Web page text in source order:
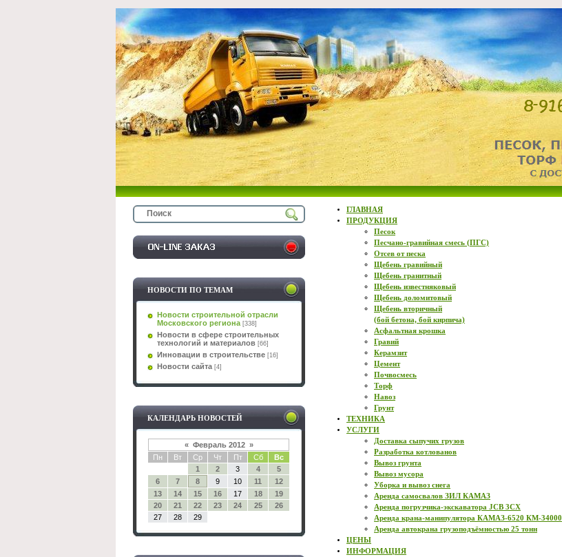
НОВОСТИ ПО ТЕМАМ
Новости строительной отрасли
Московского региона [338]
Новости в сфере строительных
технологий и материалов [66]
Инновации в строительстве [16]
Новости сайта [4]
КАЛЕНДАРЬ НОВОСТЕЙ
« Февраль 2012 »
Пн
Вт Ср Чт Пт Сб
Вс
1
2 3 4
5
6
7 8 9 10 11
12
13
14 15 16 17 18
19
20
21 22 23 24 25
26
27
28 29
ГЛАВНАЯ
ПРОДУКЦИЯ
Песок
Песчано-гравийная смесь (ПГС)
Отсев от песка
Щебень гравийный
Щебень гранитный
Щебень известняковый
Щебень доломитовый
Щебень вторичный
(бой бетона, бой кирпича)
Асфальтная крошка
Гравий
Керамзит
Цемент
Почвосмесь
Торф
Навоз
Грунт
ТЕХНИКА
УСЛУГИ
Доставка сыпучих грузов
Разработка котлованов
Вывоз грунта
Вывоз мусора
Уборка и вывоз снега
Аренда самосвалов ЗИЛ КАМАЗ
Аренда погрузчика-экскаватора JCB 3CX
Аренда крана-манипулятора КАМАЗ-6520 КМ-34000
Аренда автокрана грузоподъёмностью 25 тонн
ЦЕНЫ
ИНФОРМАЦИЯ